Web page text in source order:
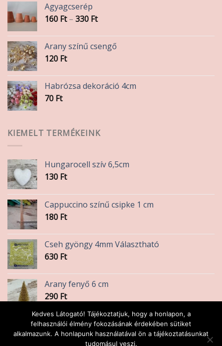
Agyagcserép
160 Ft – 330 FtÁrtartomány:
-
330 Ft
Arany színű csengő
120 Ft
Habrózsa dekoráció 4cm
70 Ft
KIEMELT TERMÉKEINK
Hungarocell szív 6,5cm
130 Ft
Cappuccino színű csipke 1 cm
180 Ft
Cseh gyöngy 4mm Választható
630 Ft
Arany fenyő 6 cm
290 Ft
Fa felirat /Home/15x5cm 390.-.
390 Ft
Kedves Látogató! Tájékoztatjuk, hogy a honlapon, a
felhasználói élmény fokozásának érdekében sütiket
alkalmazunk. A honlapunk használatával ön a tájékoztatásunkat
tudomásul veszi.